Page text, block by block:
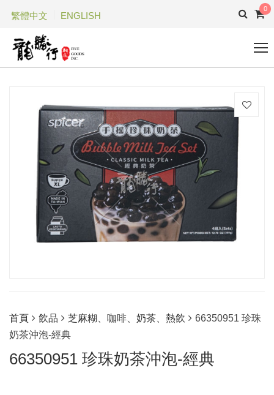
繁體中文 ENGLISH
0
首頁 飲品 芝麻糊、咖啡、奶茶、熱飲
66350951 珍珠
奶茶沖泡-經典
66350951 珍珠奶茶沖泡-經典